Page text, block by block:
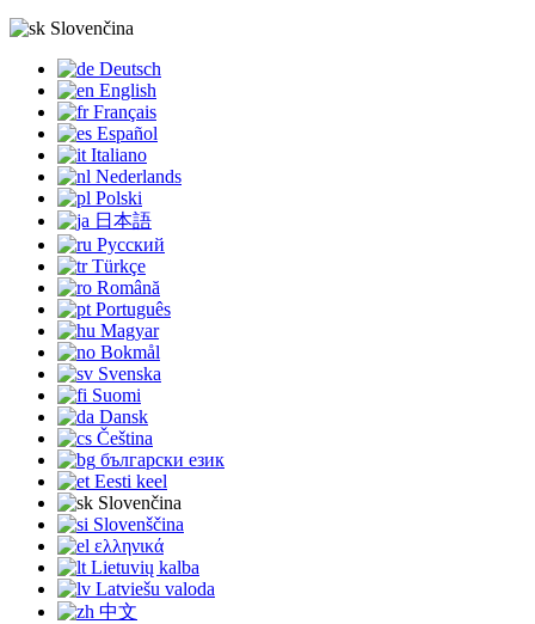
Slovenčina
Deutsch
English
Français
Español
Italiano
Nederlands
Polski
日本語
Русский
Türkçe
Română
Português
Magyar
Bokmål
Svenska
Suomi
Dansk
Čeština
български език
Eesti keel
Slovenčina
Slovenščina
ελληνικά
Lietuvių kalba
Latviešu valoda
中文